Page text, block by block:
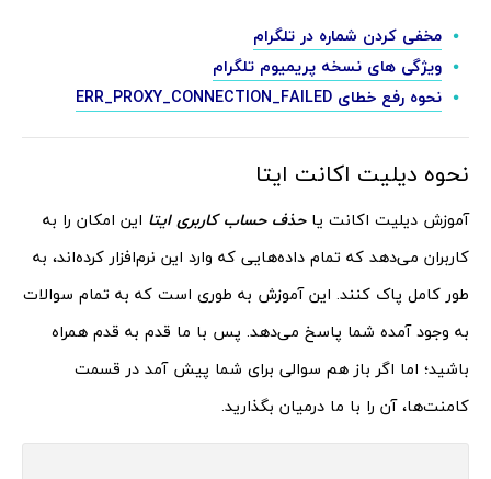
مخفی کردن شماره در تلگرام
ویژگی های نسخه پریمیوم تلگرام
نحوه رفع خطای ERR_PROXY_CONNECTION_FAILED
نحوه دیلیت اکانت ایتا
آموزش دیلیت اکانت یاحذف حساب کاربری ایتا این امکان را به
کاربران می‌دهد که تمام داده‌هایی که وارد این نرم‌افزار کرده‌اند، به
طور کامل پاک کنند. این آموزش به طوری است که به تمام سوالات
به وجود آمده شما پاسخ می‌دهد. پس با ما قدم به قدم همراه
باشید؛ اما اگر باز هم سوالی برای شما پیش آمد در قسمت
کامنت‌ها، آن را با ما درمیان بگذارید.